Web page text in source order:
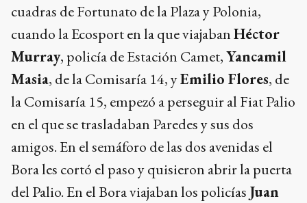
cuadras de Fortunato de la Plaza y Polonia,
cuando la Ecosport en la que viajabanHéctor
Murray, policía de Estación Camet,Yancamil
Masia, de la Comisaría 14, yEmilio Flores, de
la Comisaría 15, empezó a perseguir al Fiat Palio
en el que se trasladaban Paredes y sus dos
amigos. En el semáforo de las dos avenidas el
Bora les cortó el paso y quisieron abrir la puerta
del Palio. En el Bora viajaban los policías Juan